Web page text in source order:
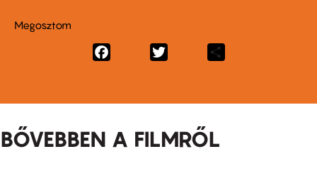
Megosztom
Facebook
BŐVEBBEN A FILMRŐL